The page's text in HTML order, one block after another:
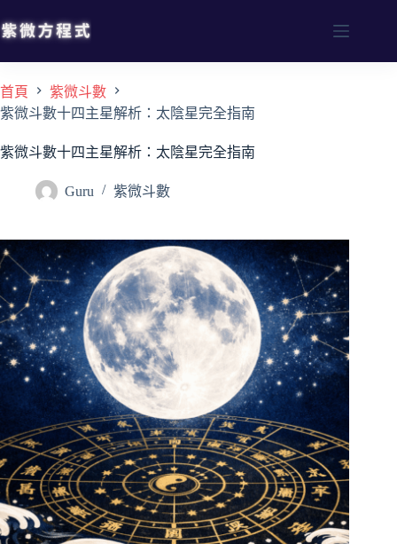
首頁
紫微斗數
紫微斗數十四主星解析：太陰星完全指南
紫微斗數十四主星解析：太陰星完全指南
Guru 紫微斗數